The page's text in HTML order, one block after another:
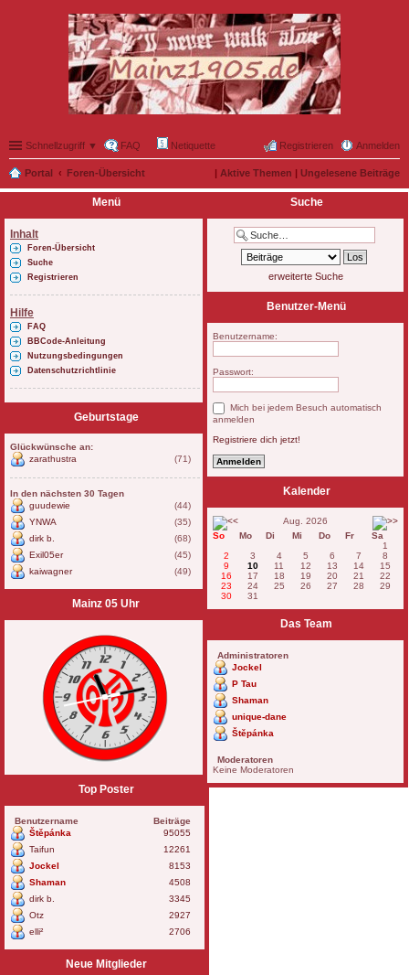
Schnellzugriff ▼ FAQ Netiquette Anmelden
Registrieren
Portal Foren-Übersicht | Aktive Themen | Ungelesene Beiträge
Menü
Inhalt
Foren-Übersicht
Suche
Registrieren
Hilfe
FAQ
BBCode-Anleitung
Nutzungsbedingungen
Datenschutzrichtlinie
Geburtstage
Glückwünsche an:
zarathustra
(71)
In den nächsten 30 Tagen
guudewie
(44)
YNWA
(35)
dirk b.
(68)
Exil05er
(45)
kaiwagner
(49)
Mainz 05 Uhr
Top Poster
Benutzername
Beiträge
Štěpánka
95055
Taifun
12261
Jockel
8153
Shaman
4508
dirk b.
3345
Otz
2927
elli²
2706
Neue Mitglieder
Suche
erweiterte Suche
Benutzer-Menü
Benutzername:
Passwort:
Mich bei jedem Besuch automatisch
anmelden
Registriere dich jetzt!
Kalender
Aug. 2026
So
Mo Di Mi Do Fr
Sa
1
2
3 4 5 6 7
8
9
10 11 12 13 14
15
16
17 18 19 20 21
22
23
24 25 26 27 28
29
30
31
Das Team
Administratoren
Jockel
P Tau
Shaman
unique-dane
Štěpánka
Moderatoren
Keine Moderatoren